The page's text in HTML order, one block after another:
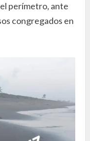
perímetro, ante
congregados en